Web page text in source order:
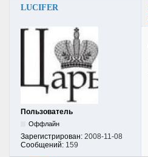
LUCIFER
Пользователь
Оффлайн
Зарегистрирован: 2008-11-08
Сообщений: 159